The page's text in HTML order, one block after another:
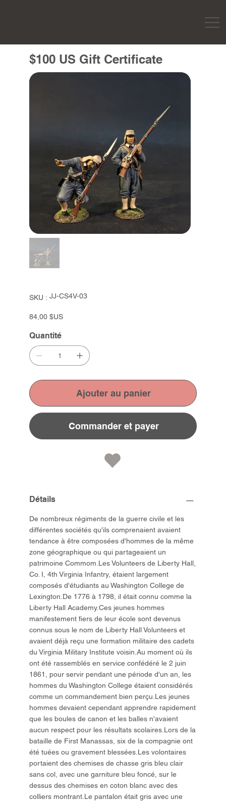
$100 US Gift Certificate
SKU :
SKU
JJ-
JJ-CS4V-03
Prix
84,00 $US
Quantité
Ajouter au panier
Commander et payer
Détails
De nombreux régiments de la guerre civile et les
différentes sociétés qu'ils comprenaient avaient
tendance à être composées d'hommes de la même
zone géographique ou qui partageaient un
patrimoine Commom.Les Volunteers de Liberty Hall,
Co. I, 4th Virginia Infantry, étaient largement
composés d'étudiants au Washington College de
Lexington.De 1776 à 1798, il était connu comme la
Liberty Hall Academy.Ces jeunes hommes
manifestement fiers de leur école sont devenus
connus sous le nom de Liberty Hall Volunteers et
avaient déjà reçu une formation militaire des cadets
du Virginia Military Institute voisin.Au moment où ils
ont été rassemblés en service confédéré le 2 juin
1861, pour servir pendant une période d'un an, les
hommes du Washington College étaient considérés
comme un commandement bien perçu.Les jeunes
hommes devaient cependant apprendre rapidement
que les boules de canon et les balles n'avaient
aucun respect pour les résultats scolaires.Lors de la
bataille de First Manassas, six de la compagnie ont
été tuées ou gravement blessées.Les volontaires
portaient des chemises de chasse gris bleu clair
sans col, avec une garniture bleu foncé, sur le
dessus des chemises en coton blanc avec des
colliers montrant.Le pantalon était gris avec une